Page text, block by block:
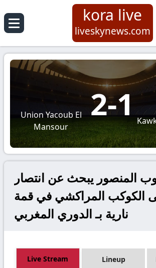
kora live
liveskynews.com
Union Yacoub El
Mansour
2-1
المنصور يبحث عن انتصار
الكوكب المراكشي في قمة
نارية بـ الدوري المغربي
Live Stream Lineup